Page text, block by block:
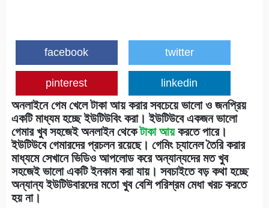
facebook twitter
pinterest linkedin
অনলাইনে গেম খেলে টাকা আয়করার সবচেয়ে ভালো ও জনপ্রিয়
একটি মাধ্যম হচ্ছে ইউটিউবিং করা। ইউটিউবে একজন ভালো
গেমার খুব সহজেই অনলাইন থেকেটাকা আয়করতে পারে।
ইউটিউবে গেমারদের প্রচলন রয়েছে। গেমিং চ্যানেল তৈরি করার
মাধ্যমে সেখানে ভিডিও আপলোড করে অন্যান্যদের মত খুব
সহজেই ভালো একটি ইনকাম করা যায়। সবচাইতে বড় কথা হচ্ছে
অন্যান্য ইউটিউবারদের মতো খুব বেশি পরিশ্রম মেধা খরচ করতে
হয় না।